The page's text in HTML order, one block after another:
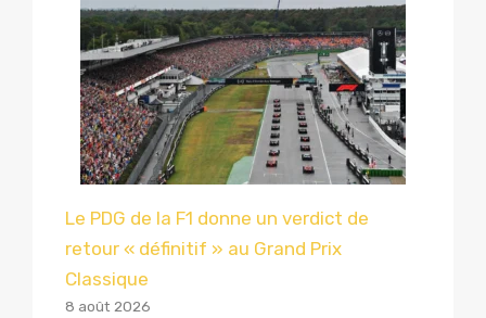
Le PDG de la F1 donne un verdict de
retour « définitif » au Grand Prix
Classique
8 août 2026